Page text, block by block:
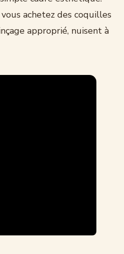
achetez des coquilles
approprié, nuisent à